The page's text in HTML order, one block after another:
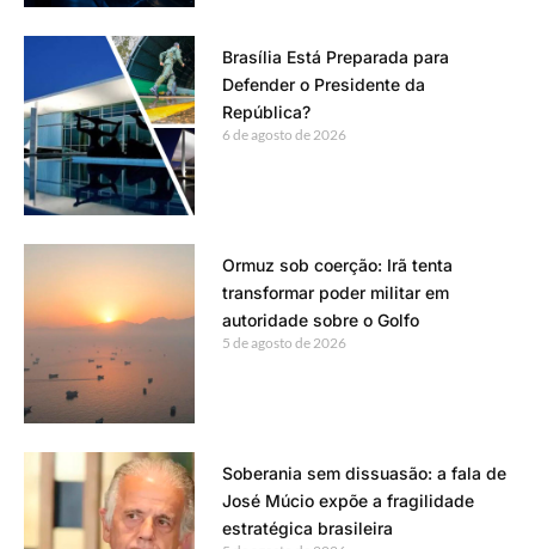
Brasília Está Preparada para
Defender o Presidente da
República?
6 de agosto de 2026
Ormuz sob coerção: Irã tenta
transformar poder militar em
autoridade sobre o Golfo
5 de agosto de 2026
Soberania sem dissuasão: a fala de
José Múcio expõe a fragilidade
estratégica brasileira